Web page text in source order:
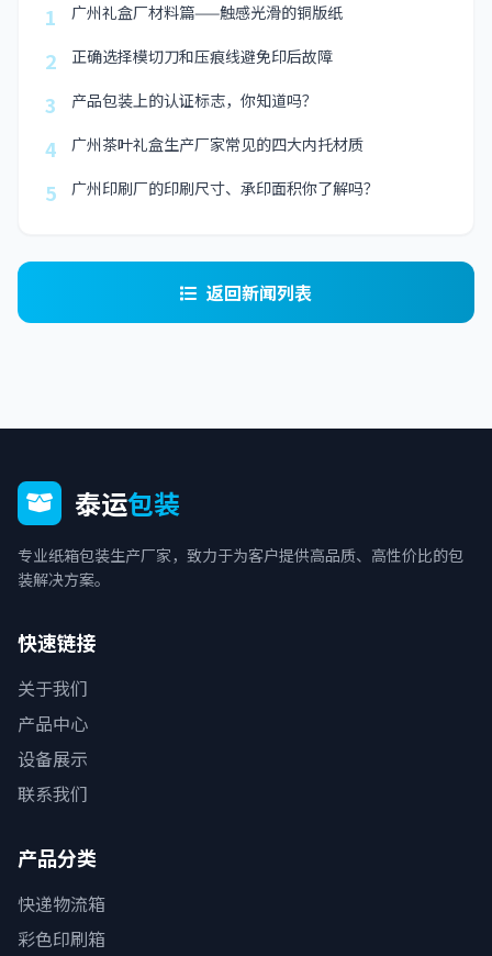
1
广州礼盒厂材料篇——触感光滑的铜版纸
2 正确选择模切刀和压痕线避免印后故障
3 产品包装上的认证标志，你知道吗？
4 广州茶叶礼盒生产厂家常见的四大内托材质
5 广州印刷厂的印刷尺寸、承印面积你了解吗？
返回新闻列表
泰运包装
专业纸箱包装生产厂家，致力于为客户提供高品质、高性价比的包
装解决方案。
快速链接
关于我们
产品中心
设备展示
联系我们
产品分类
快递物流箱
彩色印刷箱